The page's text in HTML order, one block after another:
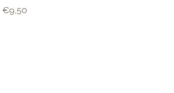
€9,50